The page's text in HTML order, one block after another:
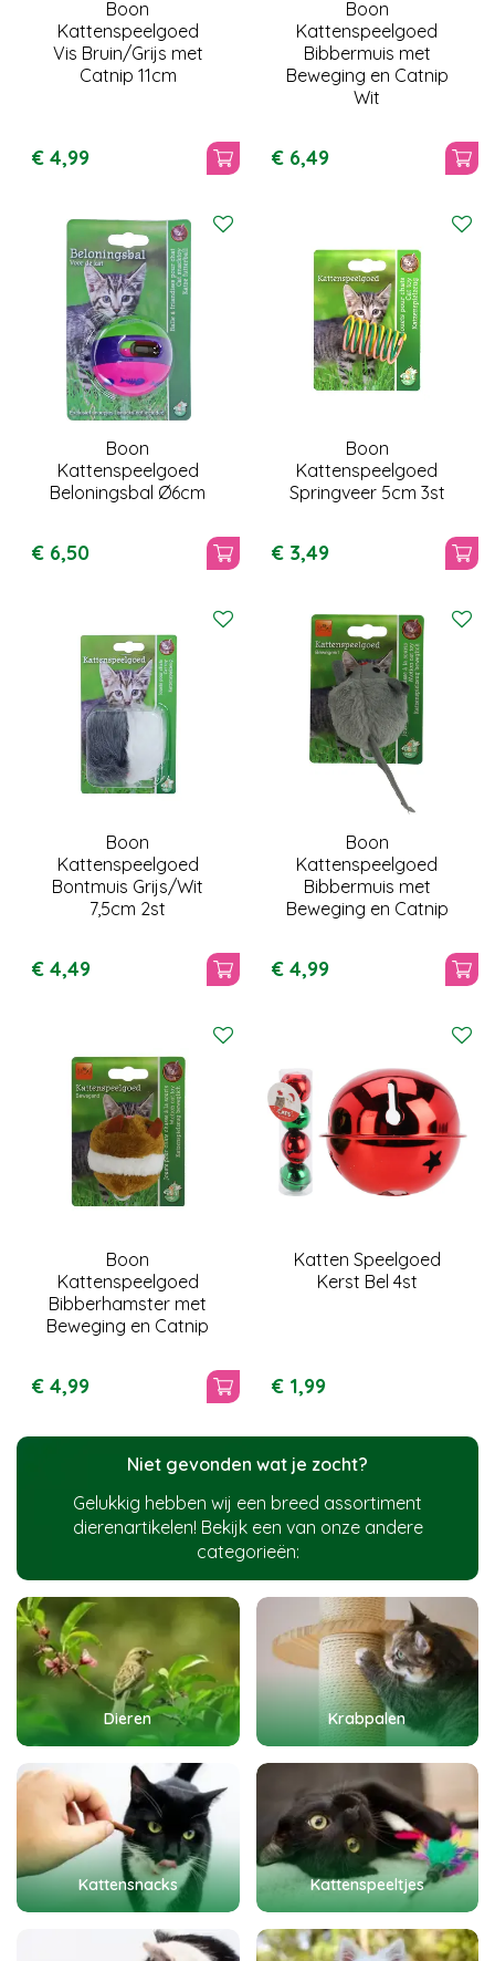
Boon
Kattenspeelgoed
Vis Bruin/Grijs met
Catnip 11cm
€ 4,99
Boon
Kattenspeelgoed
Bibbermuis met
Beweging en Catnip
Wit
€ 6,49
Boon
Kattenspeelgoed
Beloningsbal Ø6cm
€ 6,50
Boon
Kattenspeelgoed
Springveer 5cm 3st
€ 3,49
Boon
Kattenspeelgoed
Bontmuis Grijs/Wit
7,5cm 2st
€ 4,49
Boon
Kattenspeelgoed
Bibbermuis met
Beweging en Catnip
€ 4,99
Boon
Kattenspeelgoed
Bibberhamster met
Beweging en Catnip
€ 4,99
Katten Speelgoed
Kerst Bel 4st
€ 1,99
Niet gevonden wat je zocht?
Gelukkig hebben wij een breed assortiment
dierenartikelen! Bekijk een van onze andere
categorieën:
Dieren Krabpalen
Kattensnacks Kattenspeeltjes